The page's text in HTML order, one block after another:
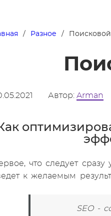
Разное
Автор: Arman
что следует сразу
к желаемым
SEO -